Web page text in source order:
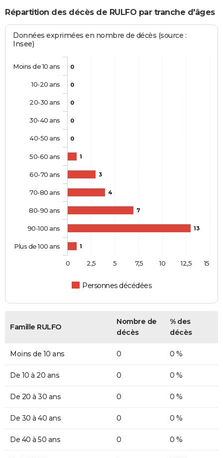
Répartition des décès de RULFO par tranche d'âges
Données exprimées en nombre de décès (source :
Insee)
0
0
0
0
0
1
3
4
7
13
1
Personnes décédées
Moins de 10 ans
10-20 ans
20-30 ans
30-40 ans
40-50 ans
50-60 ans
60-70 ans
70-80 ans
80-90 ans
90-100 ans
Plus de 100 ans
0 2,5 5 7,5 10 12,5 15
Famille RULFO
Nombre de
décès
% des
décès
Moins de 10 ans 0 0 %
De 10 à 20 ans 0 0 %
De 20 à 30 ans 0 0 %
De 30 à 40 ans 0 0 %
De 40 à 50 ans 0 0 %